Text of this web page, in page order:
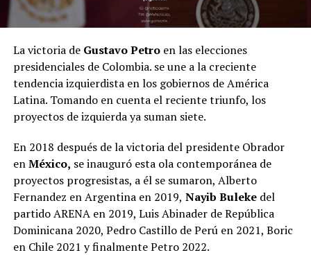
La victoria de Gustavo Petroen las elecciones
presidenciales de Colombia. se une a la creciente
tendencia izquierdista en los gobiernos de América
Latina. Tomando en cuenta el reciente triunfo, los
proyectos de izquierda ya suman siete.
En 2018 después de la victoria del presidente Obrador
enMéxico, se inauguró esta ola contemporánea de
proyectos progresistas, a él se sumaron, Alberto
Fernandez en Argentina en 2019, Nayib Bulekedel
partido ARENA en 2019, Luis Abinader de República
Dominicana 2020, Pedro Castillo de Perú en 2021, Boric
en Chile 2021 y finalmente Petro 2022.